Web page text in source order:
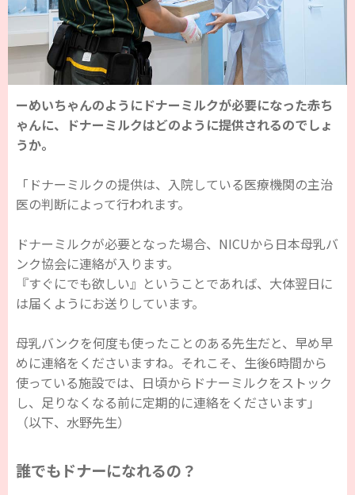
ーめいちゃんのようにドナーミルクが必要になった赤ち
ゃんに、ドナーミルクはどのように提供されるのでしょ
うか。
「ドナーミルクの提供は、入院している医療機関の主治
医の判断によって行われます。
ドナーミルクが必要となった場合、NICUから日本母乳バ
ンク協会に連絡が入ります。
『すぐにでも欲しい』ということであれば、大体翌日に
は届くようにお送りしています。
母乳バンクを何度も使ったことのある先生だと、早め早
めに連絡をくださいますね。それこそ、生後6時間から
使っている施設では、日頃からドナーミルクをストック
し、足りなくなる前に定期的に連絡をくださいます」
（以下、水野先生）
誰でもドナーになれるの？